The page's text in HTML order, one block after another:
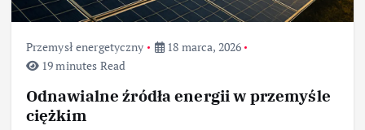
Przemysł energetyczny
18 marca, 2026
19 minutes Read
Odnawialne źródła energii w przemyśle
ciężkim